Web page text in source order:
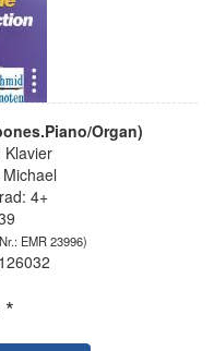
Organ)
Klavier
4+
EMR 23996)